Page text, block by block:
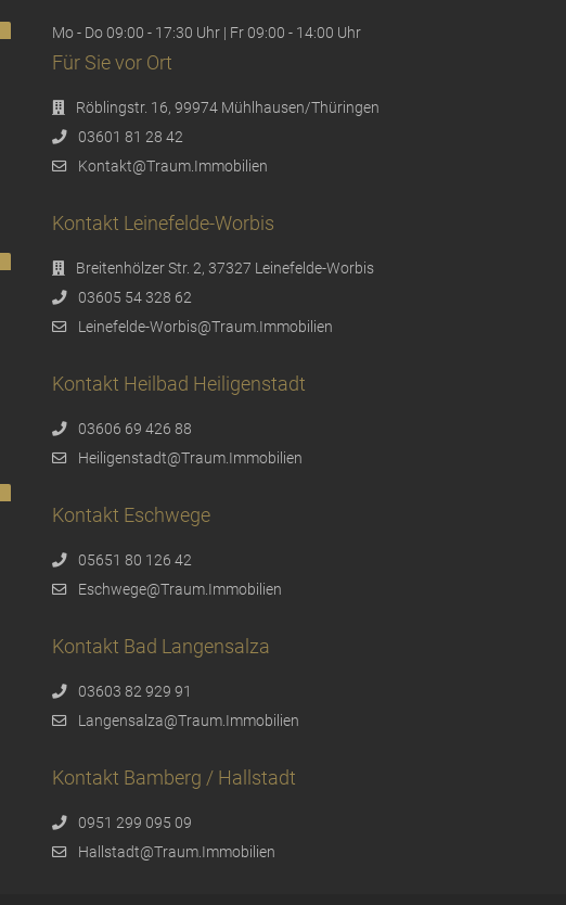
Mo - Do 09:00 - 17:30 Uhr | Fr 09:00 - 14:00 Uhr
Für Sie vor Ort
Röblingstr. 16, 99974 Mühlhausen/Thüringen
03601 81 28 42
Kontakt@Traum.Immobilien
Kontakt Leinefelde-Worbis
Breitenhölzer Str. 2, 37327 Leinefelde-Worbis
03605 54 328 62
Leinefelde-Worbis@Traum.Immobilien
Kontakt Heilbad Heiligenstadt
03606 69 426 88
Heiligenstadt@Traum.Immobilien
Kontakt Eschwege
05651 80 126 42
Eschwege@Traum.Immobilien
Kontakt Bad Langensalza
03603 82 929 91
Langensalza@Traum.Immobilien
Kontakt Bamberg / Hallstadt
0951 299 095 09
Hallstadt@Traum.Immobilien